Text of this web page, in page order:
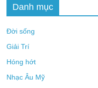
Danh mục
Đời sống
Giải Trí
Hóng hớt
Nhạc Âu Mỹ